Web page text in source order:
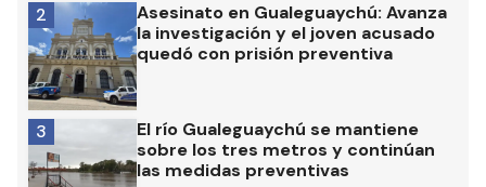
Asesinato en Gualeguaychú: Avanza
la investigación y el joven acusado
quedó con prisión preventiva
2
El río Gualeguaychú se mantiene
sobre los tres metros y continúan
las medidas preventivas
3